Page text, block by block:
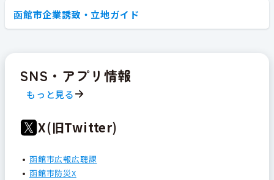
函館市企業誘致・立地ガイド
SNS・アプリ情報
もっと見る
X(旧Twitter)
函館市広報広聴課
函館市防災X